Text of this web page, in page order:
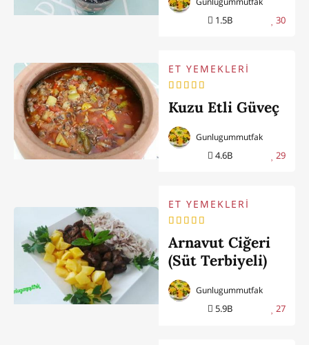
1.5B 30
ET YEMEKLERİ
Kuzu Etli Güveç
4.6B 29
Gunlugummutfak
ET YEMEKLERİ
Arnavut Ciğeri
(Süt Terbiyeli)
5.9B 27
Gunlugummutfak